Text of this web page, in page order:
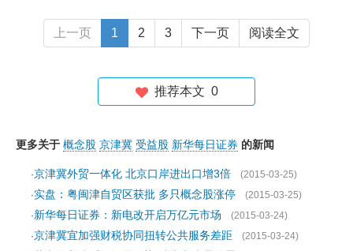
上一页 1 2 3 下一页 阅读全文
推荐本文 0
更多关于 概念股 京津冀 受益股 新华每日证券 的新闻
·京津冀外贸一体化 北京口岸进出口增3倍
(2015-03-25)
·实盘：粤闽津自贸区获批 多只概念股涨停
(2015-03-25)
·新华每日证券：新电改开启万亿元市场
(2015-03-24)
·京津冀宜加强财税协同扭转公共服务差距 (2015-03-24)